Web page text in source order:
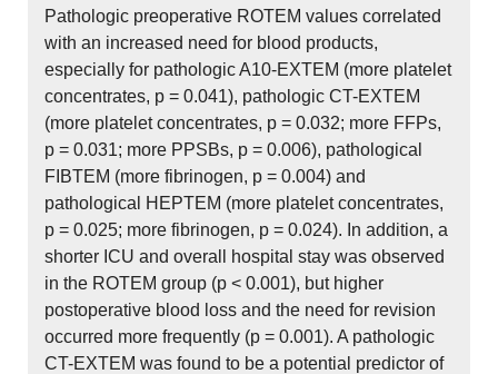
Pathologic preoperative ROTEM values correlated
with an increased need for blood products,
especially for pathologic A10-EXTEM (more platelet
concentrates, p = 0.041), pathologic CT-EXTEM
(more platelet concentrates, p = 0.032; more FFPs,
p = 0.031; more PPSBs, p = 0.006), pathological
FIBTEM (more fibrinogen, p = 0.004) and
pathological HEPTEM (more platelet concentrates,
p = 0.025; more fibrinogen, p = 0.024). In addition, a
shorter ICU and overall hospital stay was observed
in the ROTEM group (p < 0.001), but higher
postoperative blood loss and the need for revision
occurred more frequently (p = 0.001). A pathologic
CT-EXTEM was found to be a potential predictor of